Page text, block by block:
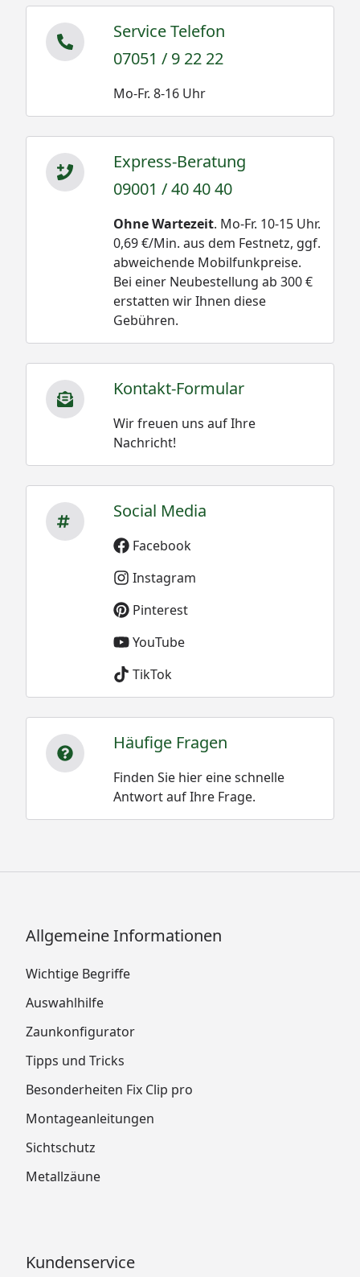
Service Telefon
07051 / 9 22 22
Mo-Fr. 8-16 Uhr
Express-Beratung
09001 / 40 40 40
Ohne Wartezeit. Mo-Fr. 10-15 Uhr.
0,69 €/Min. aus dem Festnetz, ggf.
abweichende Mobilfunkpreise.
Bei einer Neubestellung ab 300 €
erstatten wir Ihnen diese
Gebühren.
Kontakt-Formular
Wir freuen uns auf Ihre
Nachricht!
Social Media
Facebook
Instagram
Pinterest
YouTube
TikTok
Häufige Fragen
Finden Sie hier eine schnelle
Antwort auf Ihre Frage.
Allgemeine Informationen
Wichtige Begriffe
Auswahlhilfe
Zaunkonfigurator
Tipps und Tricks
Besonderheiten Fix Clip pro
Montageanleitungen
Sichtschutz
Metallzäune
Kundenservice